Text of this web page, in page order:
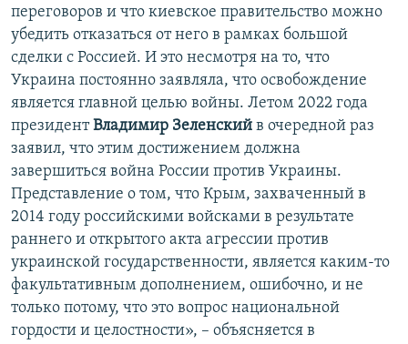
переговоров и что киевское правительство можно
убедить отказаться от него в рамках большой
сделки с Россией. И это несмотря на то, что
Украина постоянно заявляла, что освобождение
является главной целью войны. Летом 2022 года
президентВладимир Зеленский в очередной раз
заявил, что этим достижением должна
завершиться война России против Украины.
Представление о том, что Крым, захваченный в
2014 году российскими войсками в результате
раннего и открытого акта агрессии против
украинской государственности, является каким-то
факультативным дополнением, ошибочно, и не
только потому, что это вопрос национальной
гордости и целостности», – объясняется в